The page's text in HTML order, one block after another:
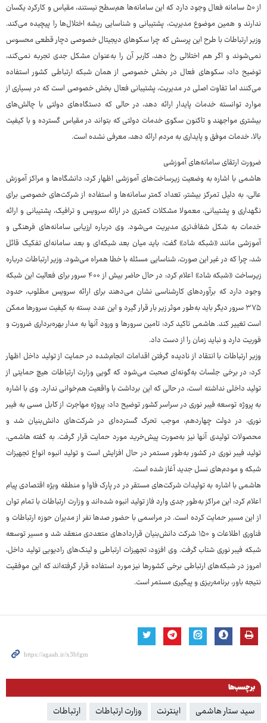
از ۵۰ سامانه فعال وجود دارد که این سامانه‌ها هم‌سطح نیستند، مقیاس و کارکرد یکسان
ندارند و همین موضوع مدیریت، پشتیبانی و شناسایی ریشه اختلال‌ها را پیچیده می‌کند.
وزیر ارتباطات با طرح این پرسش که چرا سکوهای دیجیتال خصوصی دچار قطعی محسوس
نمی‌شوند و اگر هم اختلالی رخ دهد، کاربر آن را به‌عنوان مشکل جدی تجربه نمی‌کند،
توضیح داد: سکوهای فعال در بخش خصوصی از همان شبکه ارتباطی کشور استفاده
می‌کنند اما تفاوت اصلی در مدیریت، پشتیبانی فعال بخش خصوصی است که در بسیاری از
موارد توانسته خدمات پایدار ارائه دهد، در حالی که دستگاه‌های دولتی با چالش‌های
بیشتری مواجهند و تاکنون سکوی خدمات دولتی که بتواند در مقیاس گسترده و با کیفیت
بالا، خدمات موفق و پایداری به مردم ارائه دهد، معرفی نشده است.
ضرورت ارتقای سامانه‌های آموزشی
هاشمی با اشاره به وضعیت زیرساخت‌های آموزشی اظهار کرد: دانشگاه‌ها و مراکز آموزش
عالی، به دلیل تمرکز بیشتر، تعداد کمتر سامانه‌ها و استفاده از شرکت‌های خصوصی برای
نگهداری و پشتیبانی، معمولا مشکلات کمتری در ارائه سرویس و ترافیک، پشتیبانی و ارائه
خدمات به شکل شفاف‌تری مدیریت می‌شود. وی درباره ارزیابی سامانه‌های فرهنگی و
آموزشی مانند «شبکه شاد» گفت: باید میان بعد شبکه‌ای و بعد سامانه‌ای تفکیک قائل
شد، چرا که در غیر این صورت، شناسایی مسئله با خطا همراه می‌شود. وزیر ارتباطات درباره
زیرساخت «شبکه شاد» اعلام کرد: در حال حاضر بیش از ۴۰۰ سرور برای فعالیت این شبکه
وجود دارد که برآوردهای کارشناسی نشان می‌دهند برای ارائه سرویس مطلوب، حدود
۳۷۵ سرور دیگر باید به‌طور موثر زیر بار قرار گیرد و این عدد بسته به کیفیت سرورها ممکن
است تغییر کند. هاشمی تاکید کرد: تامین سرورها و ورود آنها به مدار بهره‌برداری ضرورت و
فوریت دارد و نباید زمان را از دست داد.
وزیر ارتباطات با انتقاد از نادیده گرفتن اقدامات انجام‌شده در حمایت از تولید داخل اظهار
کرد: در برخی جلسات به‌گونه‌ای صحبت می‌شود که گویی وزارت ارتباطات هیچ حمایتی از
تولید داخلی نداشته است، در حالی که این برداشت با واقعیت هم‌خوانی ندارد. وی با اشاره
به پروژه توسعه فیبر نوری در سراسر کشور توضیح داد: پروژه مهاجرت از کابل مسی به فیبر
نوری، در دولت چهاردهم، موجب تحرک گسترده‌ای در شرکت‌های دانش‌بنیان شد و
محصولات تولیدی آنها نیز به‌صورت پیش‌خرید مورد حمایت قرار گرفت. به گفته هاشمی،
تولید فیبر نوری در کشور به‌طور مستمر در حال افزایش است و تولید انبوه انواع تجهیزات
شبکه و مودم‌های نسل جدید آغاز شده است.
هاشمی با اشاره به تولیدات شرکت‌های مستقر در در پارک فاوا و منطقه ویژه اقتصادی پیام
اعلام کرد: این مراکز به‌طور جدی وارد فاز تولید انبوه شده‌اند و وزارت ارتباطات با تمام توان
از این مسیر حمایت کرده است. در مراسمی با حضور صدها نفر از مدیران حوزه ارتباطات و
فناوری اطلاعات و ۱۵۰ شرکت دانش‌بنیان قراردادهای متعددی منعقد شد و مسیر توسعه
شبکه فیبر نوری شتاب گرفت. وی افزود: تجهیزات ارتباطی و لینک‌های رادیویی تولید داخل،
امروز در شبکه‌های ارتباطی برخی کشورها نیز مورد استفاده قرار گرفته‌اند که این موفقیت
نتیجه باور، برنامه‌ریزی و پیگیری مستمر است.
برچسب‌ها
سید ستار هاشمی اینترنت وزارت ارتباطات
ارتباطات